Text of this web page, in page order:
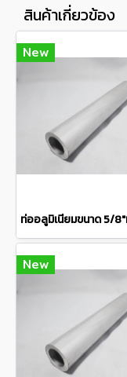
สินค้าเกี่ยวข้อง
New
New